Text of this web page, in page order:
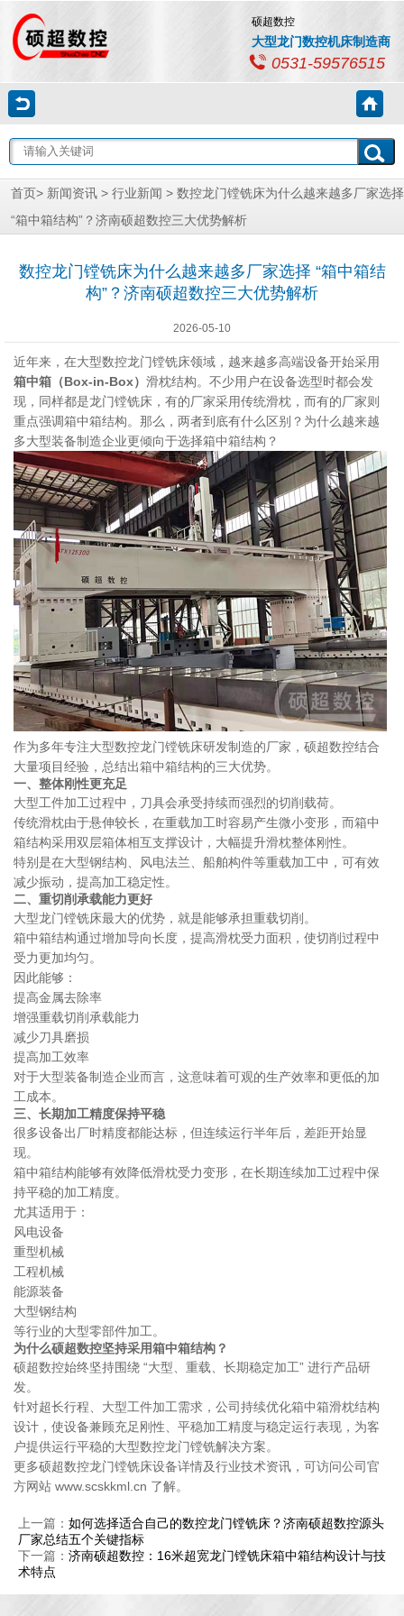
硕超数控
大型龙门数控机床制造商
0531-59576515
首页> 新闻资讯 > 行业新闻 > 数控龙门镗铣床为什么越来越多厂家选择
“箱中箱结构”？济南硕超数控三大优势解析
数控龙门镗铣床为什么越来越多厂家选择 “箱中箱结
构”？济南硕超数控三大优势解析
2026-05-10
近年来，在大型数控龙门镗铣床领域，越来越多高端设备开始采用
箱中箱（Box-in-Box） 滑枕结构。不少用户在设备选型时都会发
现，同样都是龙门镗铣床，有的厂家采用传统滑枕，而有的厂家则
重点强调箱中箱结构。那么，两者到底有什么区别？为什么越来越
多大型装备制造企业更倾向于选择箱中箱结构？
作为多年专注大型数控龙门镗铣床研发制造的厂家，硕超数控结合
大量项目经验，总结出箱中箱结构的三大优势。
一、整体刚性更充足
大型工件加工过程中，刀具会承受持续而强烈的切削载荷。
传统滑枕由于悬伸较长，在重载加工时容易产生微小变形，而箱中
箱结构采用双层箱体相互支撑设计，大幅提升滑枕整体刚性。
特别是在大型钢结构、风电法兰、船舶构件等重载加工中，可有效
减少振动，提高加工稳定性。
二、重切削承载能力更好
大型龙门镗铣床最大的优势，就是能够承担重载切削。
箱中箱结构通过增加导向长度，提高滑枕受力面积，使切削过程中
受力更加均匀。
因此能够：
提高金属去除率
增强重载切削承载能力
减少刀具磨损
提高加工效率
对于大型装备制造企业而言，这意味着可观的生产效率和更低的加
工成本。
三、长期加工精度保持平稳
很多设备出厂时精度都能达标，但连续运行半年后，差距开始显
现。
箱中箱结构能够有效降低滑枕受力变形，在长期连续加工过程中保
持平稳的加工精度。
尤其适用于：
风电设备
重型机械
工程机械
能源装备
大型钢结构
等行业的大型零部件加工。
为什么硕超数控坚持采用箱中箱结构？
硕超数控始终坚持围绕 “大型、重载、长期稳定加工” 进行产品研
发。
针对超长行程、大型工件加工需求，公司持续优化箱中箱滑枕结构
设计，使设备兼顾充足刚性、平稳加工精度与稳定运行表现，为客
户提供运行平稳的大型数控龙门镗铣解决方案。
更多硕超数控龙门镗铣床设备详情及行业技术资讯，可访问公司官
方网站 www.scskkml.cn 了解。
上一篇： 如何选择适合自己的数控龙门镗铣床？济南硕超数控源头
厂家总结五个关键指标
下一篇： 济南硕超数控：16米超宽龙门镗铣床箱中箱结构设计与技
术特点